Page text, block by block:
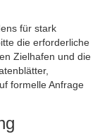
für stark
die erforderliche
Zielhafen und die
formelle Anfrage